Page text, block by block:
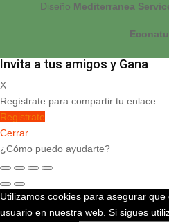
Diseño Mediterranea
Invita a tus amigos y Gana
X
Regístrate para compartir tu enlace
Registrate
Cerrar
¿Cómo puedo ayudarte?
Utilizamos cookies para asegurar
usuario en nuestra web. Si sigues